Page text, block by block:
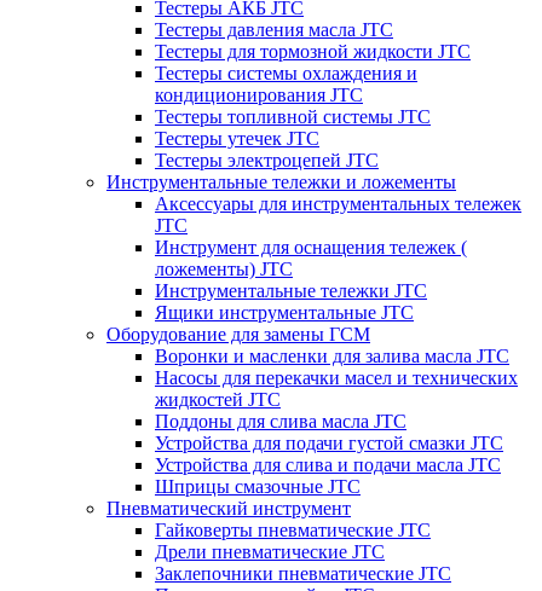
Тестеры АКБ JTC
Тестеры давления масла JTC
Тестеры для тормозной жидкости JTC
Тестеры системы охлаждения и
кондиционирования JTC
Тестеры топливной системы JTC
Тестеры утечек JTC
Тестеры электроцепей JTC
Инструментальные тележки и ложементы
Аксессуары для инструментальных тележек
JTC
Инструмент для оснащения тележек (
ложементы) JTC
Инструментальные тележки JTC
Ящики инструментальные JTC
Оборудование для замены ГСМ
Воронки и масленки для залива масла JTC
Насосы для перекачки масел и технических
жидкостей JTC
Поддоны для слива масла JTC
Устройства для подачи густой смазки JTC
Устройства для слива и подачи масла JTC
Шприцы смазочные JTC
Пневматический инструмент
Гайковерты пневматические JTC
Дрели пневматические JTC
Заклепочники пневматические JTC